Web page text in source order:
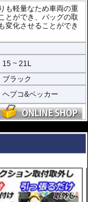
も軽量なため車両の重
とができ、バッグの取
変化させることができ
15 ~ 21L
ブラック
ヘプコ&ベッカー